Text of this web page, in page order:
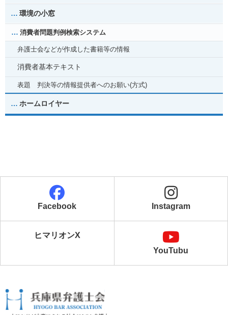
環境の小窓
消費者問題判例検索システム
弁護士会などが作成した書籍等の情報
消費者基本テキスト
表題 判決等の情報提供者へのお願い(方式)
ホームロイヤー
Facebook Instagram
ヒマリオンX
YouTubu